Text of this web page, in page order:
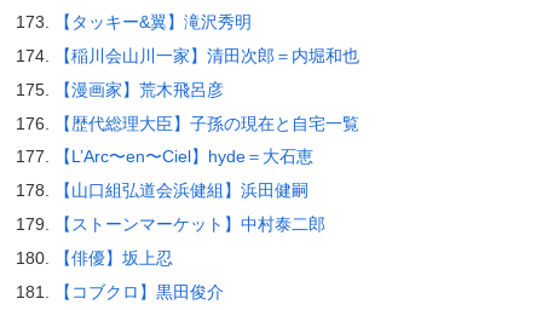
【タッキー&翼】滝沢秀明
【稲川会山川一家】清田次郎＝内堀和也
【漫画家】荒木飛呂彦
【歴代総理大臣】子孫の現在と自宅一覧
【L’Arc〜en〜Ciel】hyde＝大石恵
【山口組弘道会浜健組】浜田健嗣
【ストーンマーケット】中村泰二郎
【俳優】坂上忍
【コブクロ】黒田俊介